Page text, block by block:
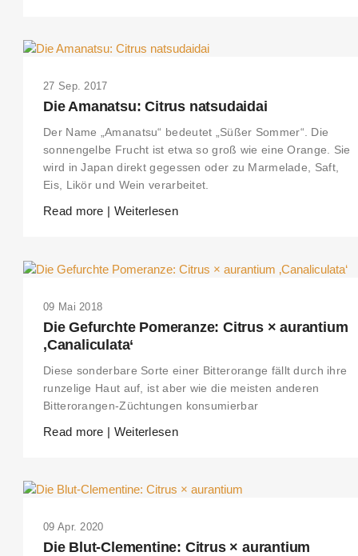
27 Sep. 2017
Die Amanatsu: Citrus natsudaidai
Der Name „Amanatsu“ bedeutet „Süßer Sommer“. Die
sonnengelbe Frucht ist etwa so groß wie eine Orange. Sie
wird in Japan direkt gegessen oder zu Marmelade, Saft,
Eis, Likör und Wein verarbeitet.
Read more | Weiterlesen
09 Mai 2018
Die Gefurchte Pomeranze: Citrus × aurantium
‚Canaliculata‘
Diese sonderbare Sorte einer Bitterorange fällt durch ihre
runzelige Haut auf, ist aber wie die meisten anderen
Bitterorangen-Züchtungen konsumierbar
Read more | Weiterlesen
09 Apr. 2020
Die Blut-Clementine: Citrus × aurantium